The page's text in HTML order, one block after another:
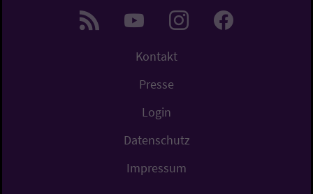
Kontakt
Presse
Login
Datenschutz
Impressum